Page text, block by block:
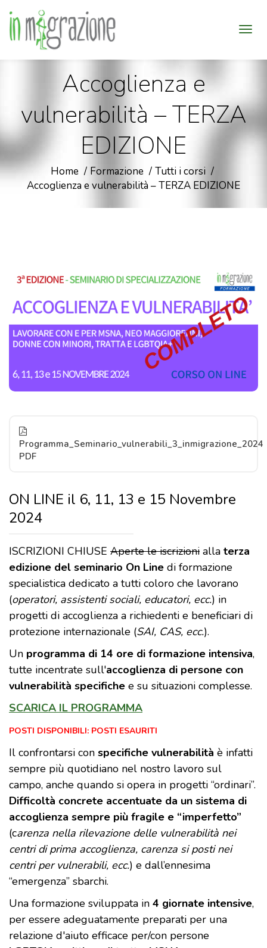
Accoglienza e
vulnerabilità – TERZA
EDIZIONE
Home Formazione
Tutti i corsi
Accoglienza e vulnerabilità – TERZA EDIZIONE
Programma_Seminario_vulnerabili_3_inmigrazione_2024
PDF
ON LINE il 6, 11, 13 e 15 Novembre
2024
ISCRIZIONI CHIUSE Aperte le iscrizioni alla terza
edizione del seminario On Line di formazione
specialistica dedicato a tutti coloro che lavorano
(operatori, assistenti sociali, educatori, ecc.) in
progetti di accoglienza a richiedenti e beneficiari di
protezione internazionale (SAI, CAS, ecc.).
Un programma di 14 ore di formazione intensiva,
tutte incentrate sull'accoglienza di persone con
vulnerabilità specifiche e su situazioni complesse.
SCARICA IL PROGRAMMA
POSTI DISPONIBILI: POSTI ESAURITI
Il confrontarsi con specifiche vulnerabilità è infatti
sempre più quotidiano nel nostro lavoro sul
campo, anche quando si opera in progetti “ordinari”.
Difficoltà concrete accentuate da un sistema di
accoglienza sempre più fragile e “imperfetto”
(carenza nella rilevazione delle vulnerabilità nei
centri di prima accoglienza, carenza si posti nei
centri per vulnerabili, ecc.) e dall’ennesima
“emergenza” sbarchi.
Una formazione sviluppata in 4 giornate intensive,
per essere adeguatamente preparati per una
relazione d'aiuto efficace per/con persone